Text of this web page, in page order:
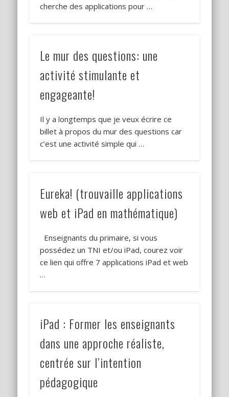
cherche des applications pour …
Le mur des questions: une
activité stimulante et
engageante!
Il y a longtemps que je veux écrire ce
billet à propos du mur des questions car
c’est une activité simple qui …
Eureka! (trouvaille applications
web et iPad en mathématique)
Enseignants du primaire, si vous
possédez un TNI et/ou iPad, courez voir
ce lien qui offre 7 applications iPad et web
…
iPad : Former les enseignants
dans une approche réaliste,
centrée sur l’intention
pédagogique